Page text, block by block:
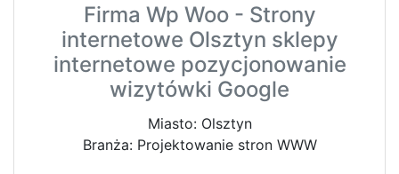
Firma Wp Woo - Strony
internetowe Olsztyn sklepy
internetowe pozycjonowanie
wizytówki Google
Miasto: Olsztyn
Branża: Projektowanie stron WWW